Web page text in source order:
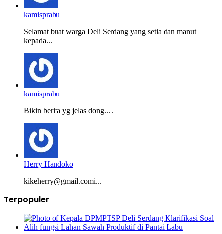
kamisprabu
Selamat buat warga Deli Serdang yang setia dan manut
kepada...
kamisprabu
Bikin berita yg jelas dong.....
Herry Handoko
kikeherry@gmail.comi...
Terpopuler